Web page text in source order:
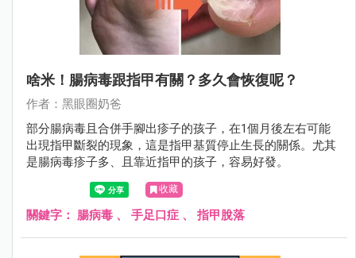
啥米！腸病毒跟指甲有關？多久會恢復呢？
作者：黑眼圈奶爸
部分腸病毒且合併手腳出疹子的孩子，在1個月後左右可能
出現指甲斷裂的現象，這是指甲基質停止生長的關係。尤其
是腸病毒疹子多、且靠近指甲的孩子，容易好發。
收藏
關鍵字： 腸病毒 、 手足口症 、 指甲脫落